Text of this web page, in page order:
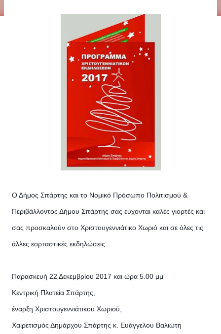
Ο Δήμος Σπάρτης και το Νομικό Πρόσωπο Πολιτισμού &
Περιβάλλοντος Δήμου Σπάρτης σας εύχονται καλές γιορτές και
σας προσκαλούν στο Χριστουγεννιάτικο Χωριό και σε όλες τις
άλλες εορταστικές εκδηλώσεις.
Παρασκευή 22 Δεκεμβρίου 2017 και ώρα 5.00 μμ
Κεντρική Πλατεία Σπάρτης,
έναρξη Χριστουγεννιάτικου Χωριού,
Χαιρετισμός Δημάρχου Σπάρτης κ. Ευάγγελου Βαλιώτη